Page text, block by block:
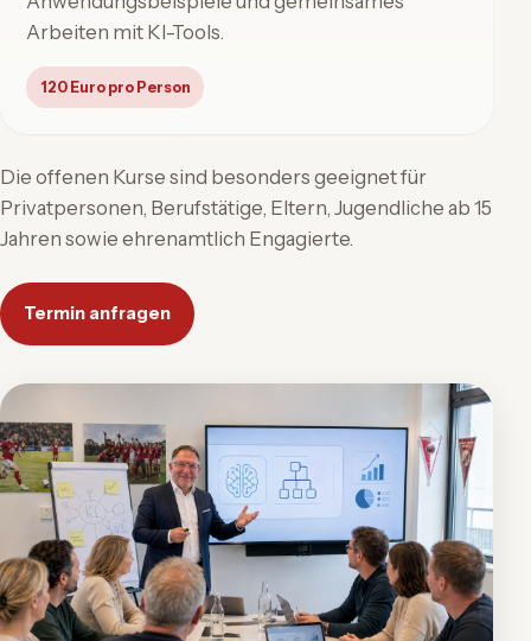
Arbeiten mit KI-Tools.
120 Euro pro Person
Die offenen Kurse sind besonders geeignet für
Privatpersonen, Berufstätige, Eltern, Jugendliche ab 15
Jahren sowie ehrenamtlich Engagierte.
Termin anfragen